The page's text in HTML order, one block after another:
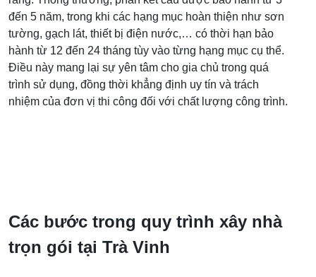
đến 5 năm, trong khi các hạng mục hoàn thiện như sơn
tường, gạch lát, thiết bị điện nước,… có thời hạn bảo
hành từ 12 đến 24 tháng tùy vào từng hạng mục cụ thể.
Điều này mang lại sự yên tâm cho gia chủ trong quá
trình sử dụng, đồng thời khẳng định uy tín và trách
nhiệm của đơn vị thi công đối với chất lượng công trình.
Các bước trong quy trình xây nhà
trọn gói tại Trà Vinh